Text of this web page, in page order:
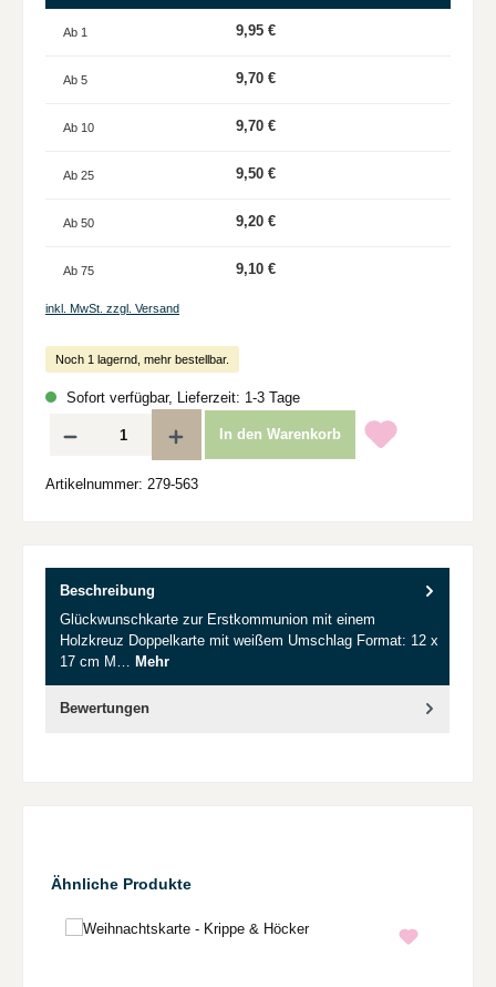
Ab 1 9,95 €
Ab 5 9,70 €
Ab 10 9,70 €
Ab 25 9,50 €
Ab 50 9,20 €
Ab 75 9,10 €
inkl. MwSt. zzgl. Versand
Noch 1 lagernd, mehr bestellbar.
Sofort verfügbar, Lieferzeit: 1-3 Tage
Produkt Anzahl: Gib den gewünschten Wert ein oder benutze die Schaltflächen
In den Warenkorb
Artikelnummer: 279-563
Beschreibung
Glückwunschkarte zur Erstkommunion mit einem
Holzkreuz Doppelkarte mit weißem Umschlag Format: 12 x
17 cm M… Mehr
Bewertungen
Produktgalerie überspringen
Ähnliche Produkte